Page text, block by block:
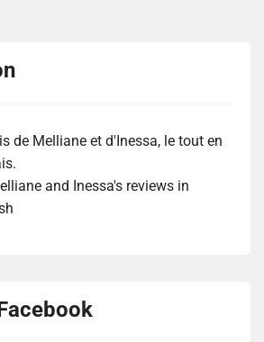
de Melliane et d'Inessa, le tout en
and Inessa's reviews in